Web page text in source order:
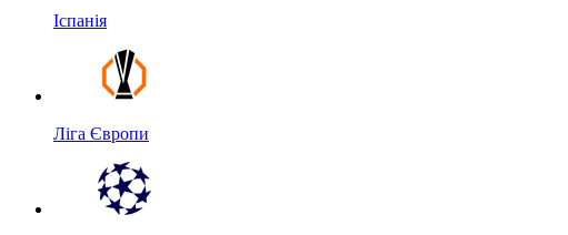
Іспанія
Ліга Європи